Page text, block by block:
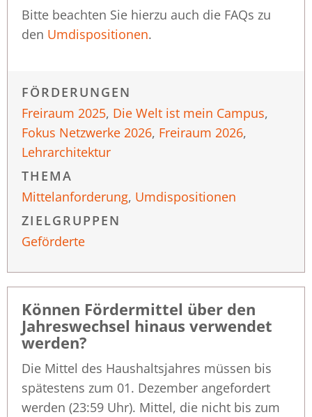
Bitte beachten Sie hierzu auch die FAQs zu
den Umdispositionen.
FÖRDERUNGEN
Freiraum 2025, Die Welt ist mein Campus,
Fokus Netzwerke 2026, Freiraum 2026,
Lehrarchitektur
THEMA
Mittelanforderung, Umdispositionen
ZIELGRUPPEN
Geförderte
Können Fördermittel über den
Jahreswechsel hinaus verwendet
werden?
Die Mittel des Haushaltsjahres müssen bis
spätestens zum 01. Dezember angefordert
werden (23:59 Uhr). Mittel, die nicht bis zum